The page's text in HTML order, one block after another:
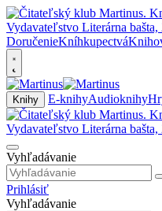
DoručenieKníhkupectvá
Knihy E-knihyAudioknihy
Vyhľadávanie
Prihlásiť
Vyhľadávanie